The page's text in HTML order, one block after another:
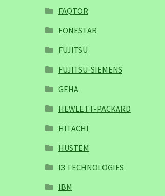
FAQTOR
FONESTAR
FUJITSU
FUJITSU-SIEMENS
GEHA
HEWLETT-PACKARD
HITACHI
HUSTEM
I3 TECHNOLOGIES
IBM